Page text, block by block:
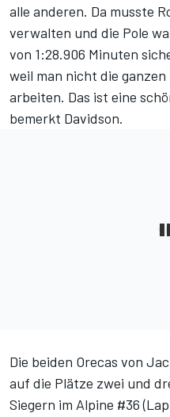
alle anderen. Da musste
verwalten und die Pole
von 1:28.906 Minuten
weil man nicht die
arbeiten. Das ist eine
bemerkt Davidson.
Die beiden Orecas von
auf die Plätze zwei und
Siegern im Alpine #36